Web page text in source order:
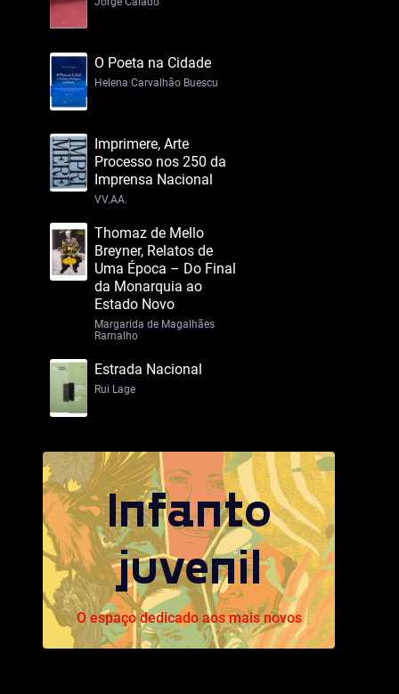
O Poeta na Cidade
Helena Carvalhão Buescu
Imprimere, Arte
Processo nos 250 da
Imprensa Nacional
VV.AA.
Thomaz de Mello
Breyner, Relatos de
Uma Época – Do Final
da Monarquia ao
Estado Novo
Margarida de Magalhães
Ramalho
Estrada Nacional
Rui Lage
Infanto
juvenil
O espaço dedicado aos mais novos